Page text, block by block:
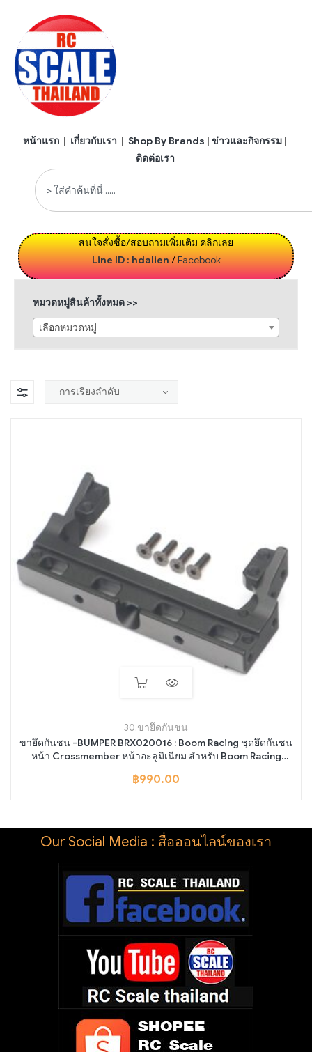
หน้าแรก | เกี่ยวกับเรา | Shop By Brands | ข่าวและกิจกรรม |
ติดต่อเรา
สนใจสั่งซื้อ/สอบถามเพิ่มเติม คลิกเลย
Line ID : hdalien/Facebook
หมวดหมู่สินค้าทั้งหมด >>
เลือกหมวดหมู่
30.ขายึดกันชน
ขายึดกันชน -BUMPER BRX020016 : Boom Racing ชุดยึดกันชน
หน้า Crossmember หน้าอะลูมิเนียม สำหรับ Boom Racing
฿990.00
Our Social Media : สื่อออนไลน์ของเรา